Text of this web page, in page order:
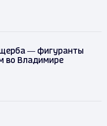
— фигуранты
во Владимире